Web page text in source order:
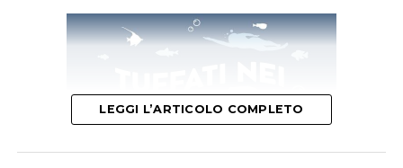
LEGGI L’ARTICOLO COMPLETO